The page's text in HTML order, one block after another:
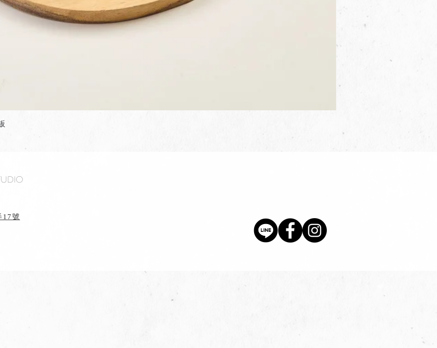
價格
$80.00
17號